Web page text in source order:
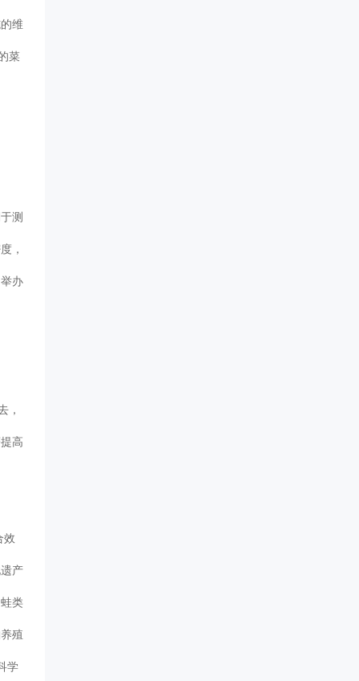
维
菜
测
，
办
，
高
效
产
类
殖
学